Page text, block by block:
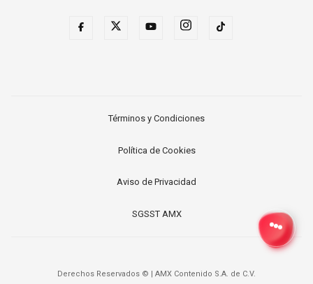
Términos y Condiciones
Política de Cookies
Aviso de Privacidad
SGSST AMX
Derechos Reservados © AMX Contenido S.A. de C.V.